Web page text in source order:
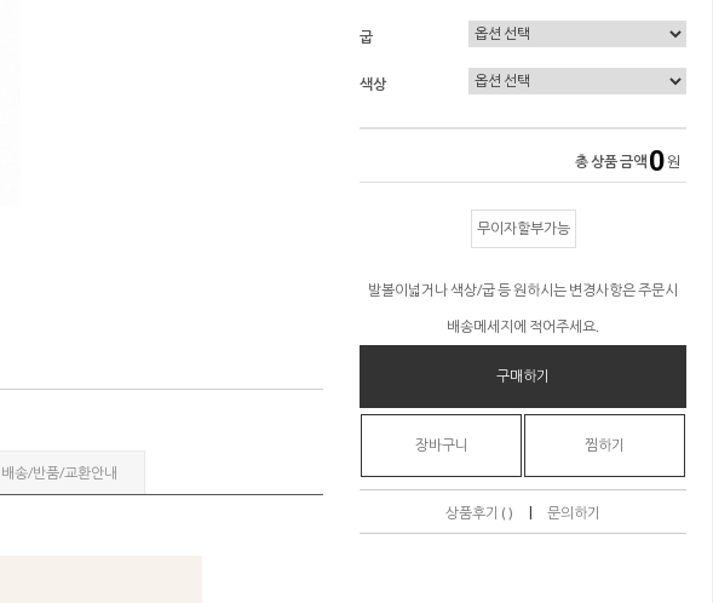
배송/반품/교환안내
굽
색상
총 상품 금액 0 원
무이자할부가능
발볼이넓거나 색상/굽 등 원하시는 변경사항은 주문시
배송메세지에 적어주세요.
구매하기
장바구니 찜하기
상품후기 ( ) | 문의하기